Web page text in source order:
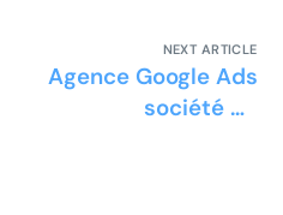
NEXT ARTICLE
Agence Google Ads
société de